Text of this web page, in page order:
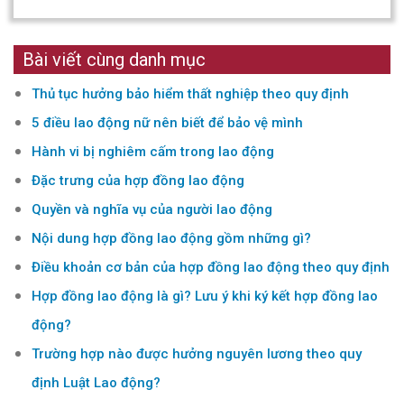
Bài viết cùng danh mục
Thủ tục hưởng bảo hiểm thất nghiệp theo quy định
5 điều lao động nữ nên biết để bảo vệ mình
Hành vi bị nghiêm cấm trong lao động
Đặc trưng của hợp đồng lao động
Quyền và nghĩa vụ của người lao động
Nội dung hợp đồng lao động gồm những gì?
Điều khoản cơ bản của hợp đồng lao động theo quy định
Hợp đồng lao động là gì? Lưu ý khi ký kết hợp đồng lao
động?
Trường hợp nào được hưởng nguyên lương theo quy
định Luật Lao động?